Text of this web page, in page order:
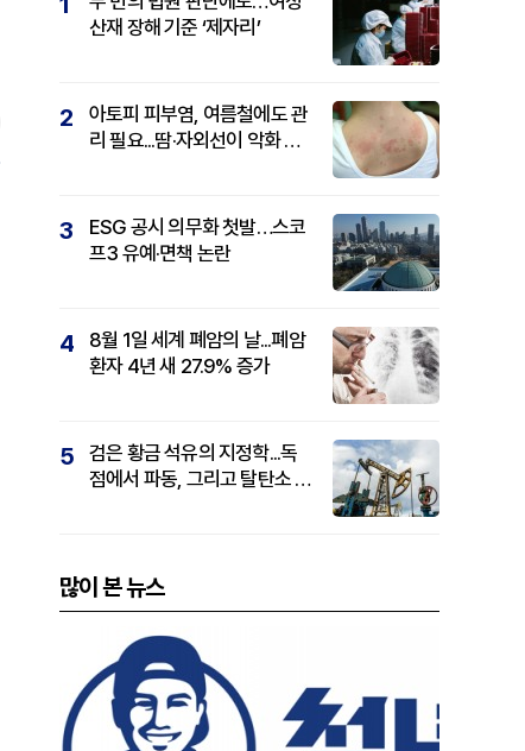
산재 장해 기준 ‘제자리’
2
아토피 피부염, 여름철에도 관
리 필요...땀·자외선이 악화 요
3
ESG 공시 의무화 첫발…스코
프3 유예·면책 논란
4
8월 1일 세계 폐암의 날...폐암
환자 4년 새 27.9% 증가
5
검은 황금 석유의 지정학...독
점에서 파동, 그리고 탈탄소 패
많이 본 뉴스